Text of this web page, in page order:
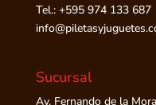
Tel.: +595 974 133 687
Sucursal
Av. Fernando de la